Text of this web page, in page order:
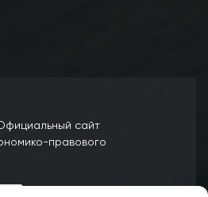
сайт
правового